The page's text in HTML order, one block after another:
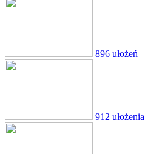
896 ułożeń
912 ułożenia